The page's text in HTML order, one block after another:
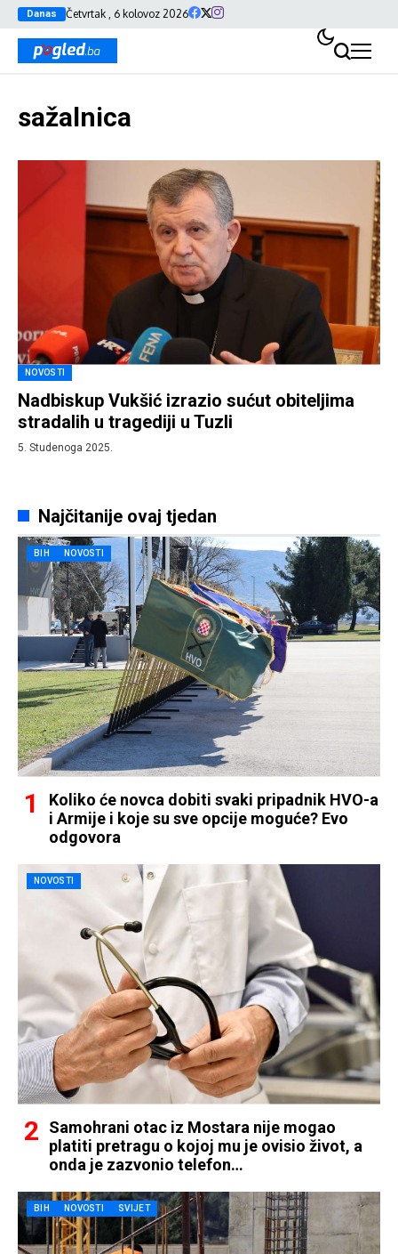
Danas Četvrtak , 6 kolovoz 2026
sažalnica
NOVOSTI
Nadbiskup Vukšić izrazio sućut obiteljima
stradalih u tragediji u Tuzli
5. Studenoga 2025.
Najčitanije ovaj tjedan
BIH NOVOSTI
Koliko će novca dobiti svaki pripadnik HVO-a
i Armije i koje su sve opcije moguće? Evo
odgovora
NOVOSTI
Samohrani otac iz Mostara nije mogao
platiti pretragu o kojoj mu je ovisio život, a
onda je zazvonio telefon…
BIH NOVOSTI SVIJET